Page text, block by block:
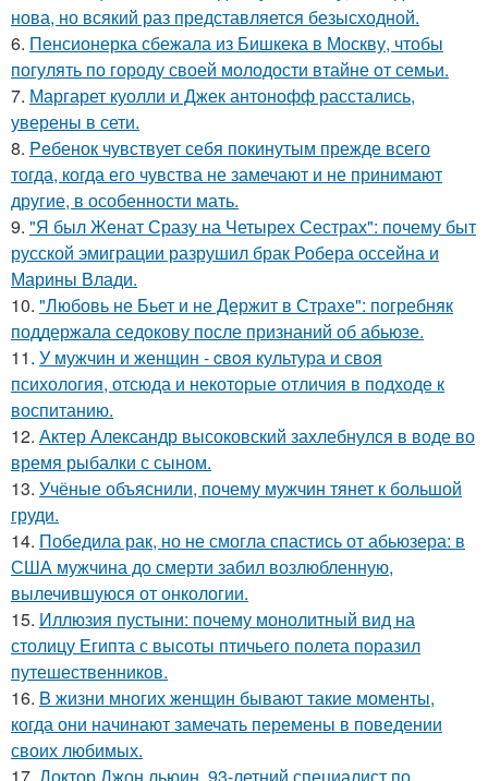
нова, но всякий раз представляется безысходной.
6. Пенсионерка сбежала из Бишкека в Москву, чтобы
погулять по городу своей молодости втайне от семьи.
7. Маргарет куолли и Джек антонофф расстались,
уверены в сети.
8. Peбенок чувствует себя покинутым прежде всего
тогда, когда его чувства не замечают и не принимают
другие, в особенности мать.
9. "Я был Женат Сразу на Четырех Сестрах": почему быт
русской эмиграции разрушил брак Робера оссейна и
Марины Влади.
10. "Любовь не Бьет и не Держит в Страхе": погребняк
поддержала седокову после признаний об абьюзе.
11. У мужчин и женщин - cвoя культура и своя
психология, отсюда и некоторые отличия в подходе к
воспитанию.
12. Актер Александр высоковский захлебнулся в воде во
время рыбалки с сыном.
13. Учёные объяснили, почему мужчин тянет к большой
груди.
14. Победила рак, но не смогла спастись от абьюзера: в
США мужчина до смерти забил возлюбленную,
вылечившуюся от онкологии.
15. Иллюзия пустыни: почему монолитный вид на
столицу Египта с высоты птичьего полета поразил
путешественников.
16. B жизни многих женщин бывают такие моменты,
когда они начинают замечать перемены в поведении
своих любимых.
17. Доктор Джон льюин, 93-летний специалист по